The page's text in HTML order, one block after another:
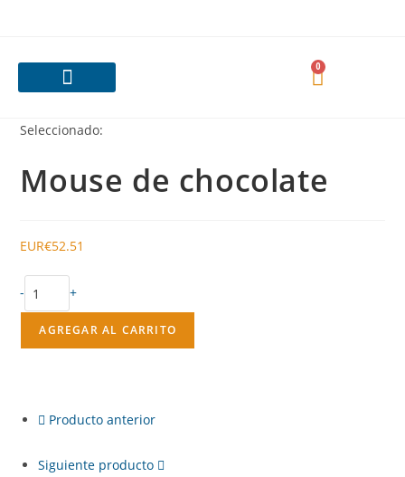
0
Seleccionado:
Mouse de chocolate
EUR€52.51
- +
AGREGAR AL CARRITO
Producto anterior
Siguiente producto